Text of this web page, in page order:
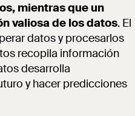
mientras que un
valiosa de los datos. El
datos y procesarlos
recopila información
desarrolla
y hacer predicciones